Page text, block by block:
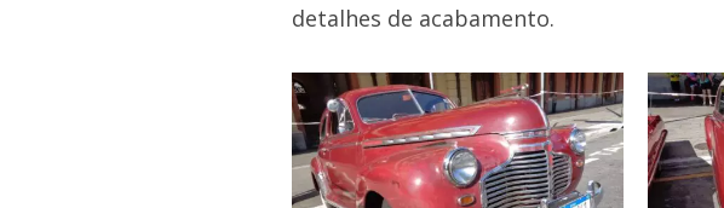
detalhes de acabamento.